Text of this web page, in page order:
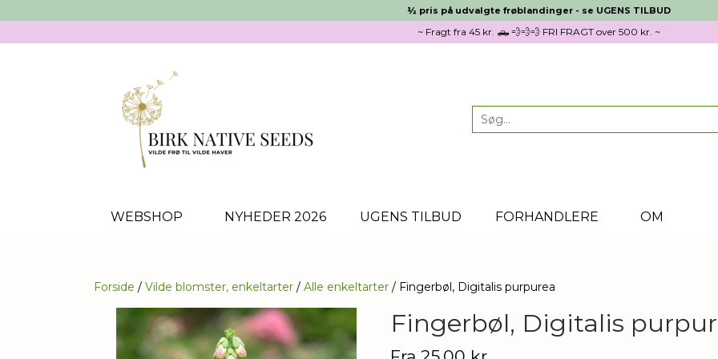
½ pris på udvalgte frøblandinger - se UGENS TILBUD
~ Fragt fra 45 kr. 🛻 💨💨💨 FRI FRAGT over 500 kr. ~
WEBSHOP NYHEDER 2026 UGENS TILBUD FORHANDLERE OM
Forside Vilde blomster, enkeltarter Alle enkeltarter Fingerbøl, Digitalis purpurea
Fingerbøl, Digitalis